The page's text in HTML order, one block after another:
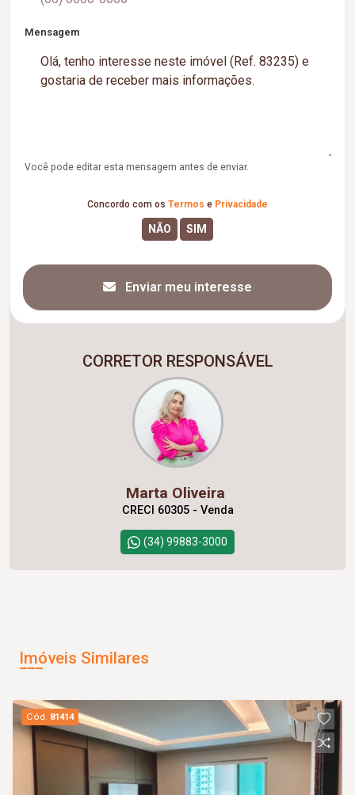
Mensagem
Você pode editar esta mensagem antes de enviar.
Concordo com os Termos e Privacidade
Enviar meu interesse
CORRETOR RESPONSÁVEL
Marta Oliveira
CRECI 60305 - Venda
(34) 99883-3000
Imóveis Similares
Cód. 81414